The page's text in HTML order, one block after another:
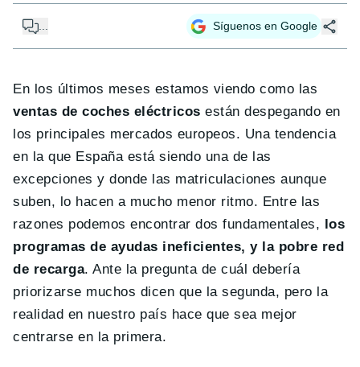
... Síguenos en Google
En los últimos meses estamos viendo como las
ventas de coches eléctricos están despegando en
los principales mercados europeos. Una tendencia
en la que España está siendo una de las
excepciones y donde las matriculaciones aunque
suben, lo hacen a mucho menor ritmo. Entre las
razones podemos encontrar dos fundamentales, los
programas de ayudas ineficientes, y la pobre red
de recarga. Ante la pregunta de cuál debería
priorizarse muchos dicen que la segunda, pero la
realidad en nuestro país hace que sea mejor
centrarse en la primera.